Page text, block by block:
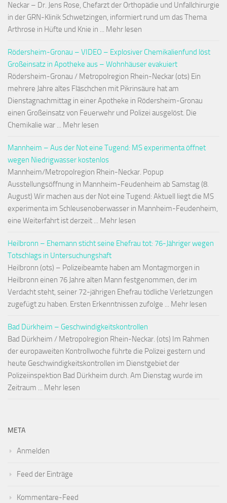
Neckar – Dr. Jens Rose, Chefarzt der Orthopädie und Unfallchirurgie
in der GRN-Klinik Schwetzingen, informiert rund um das Thema
Arthrose in Hüfte und Knie in ... Mehr lesen
Rödersheim-Gronau – VIDEO – Explosiver Chemikalienfund löst
Großeinsatz in Apotheke aus – Wohnhäuser evakuiert
Rödersheim-Gronau / Metropolregion Rhein-Neckar (ots) Ein
mehrere Jahre altes Fläschchen mit Pikrinsäure hat am
Dienstagnachmittag in einer Apotheke in Rödersheim-Gronau
einen Großeinsatz von Feuerwehr und Polizei ausgelöst. Die
Chemikalie war ... Mehr lesen
Mannheim – Aus der Not eine Tugend: MS experimenta öffnet
wegen Niedrigwasser kostenlos
Mannheim/Metropolregion Rhein-Neckar. Popup
Ausstellungsöffnung in Mannheim-Feudenheim ab Samstag (8.
August) Wir machen aus der Not eine Tugend: Aktuell liegt die MS
experimenta im Schleusenoberwasser in Mannheim-Feudenheim,
eine Weiterfahrt ist derzeit ... Mehr lesen
Heilbronn – Ehemann sticht seine Ehefrau tot: 76-Jähriger wegen
Totschlags in Untersuchungshaft
Heilbronn (ots) – Polizeibeamte haben am Montagmorgen in
Heilbronn einen 76 Jahre alten Mann festgenommen, der im
Verdacht steht, seiner 72-jährigen Ehefrau tödliche Verletzungen
zugefügt zu haben. Ersten Erkenntnissen zufolge ... Mehr lesen
Bad Dürkheim – Geschwindigkeitskontrollen
Bad Dürkheim / Metropolregion Rhein-Neckar. (ots) Im Rahmen
der europaweiten Kontrollwoche führte die Polizei gestern und
heute Geschwindigkeitskontrollen im Dienstgebiet der
Polizeiinspektion Bad Dürkheim durch. Am Dienstag wurde im
Zeitraum ... Mehr lesen
META
Anmelden
Feed der Einträge
Kommentare-Feed